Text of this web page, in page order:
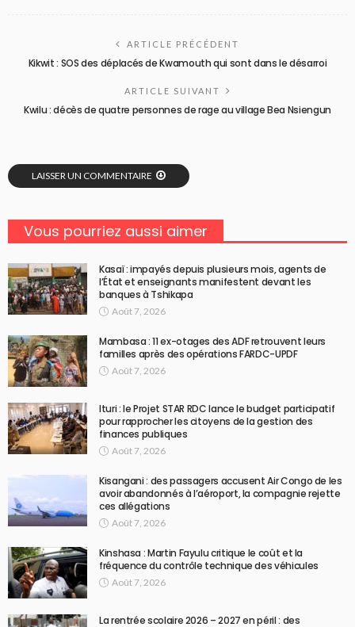
ARTICLE PRÉCÉDENT
Kikwit : SOS des déplacés de Kwamouth qui sont dans le désarroi
ARTICLE SUIVANT
Kwilu : décès de quatre personnes de rage au village Bea Nsiengun
LAISSER UN COMMENTAIRE
Vous pourriez aussi aimer
Kasaï : impayés depuis plusieurs mois, agents de
l’État et enseignants manifestent devant les
banques à Tshikapa
Août 7, 2026
Mambasa : 11 ex-otages des ADF retrouvent leurs
familles après des opérations FARDC-UPDF
Août 7, 2026
Ituri : le Projet STAR RDC lance le budget participatif
pour rapprocher les citoyens de la gestion des
finances publiques
Août 7, 2026
Kisangani : des passagers accusent Air Congo de les
avoir abandonnés à l’aéroport, la compagnie rejette
ces allégations
Août 7, 2026
Kinshasa : Martin Fayulu critique le coût et la
fréquence du contrôle technique des véhicules
Août 7, 2026
La rentrée scolaire 2026 – 2027 en péril : des